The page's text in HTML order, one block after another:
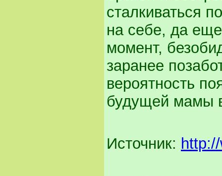
сталкиваться
на себе, да
момент,
заранее
вероятность
будущей мамы
Источник: